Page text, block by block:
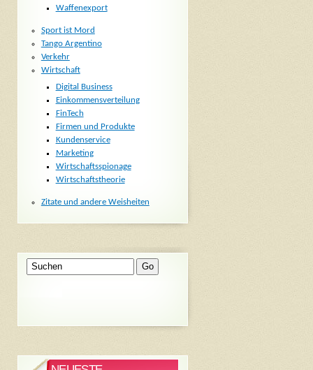
Waffenexport
Sport ist Mord
Tango Argentino
Verkehr
Wirtschaft
Digital Business
Einkommensverteilung
FinTech
Firmen und Produkte
Kundenservice
Marketing
Wirtschaftsspionage
Wirtschaftstheorie
Zitate und andere Weisheiten